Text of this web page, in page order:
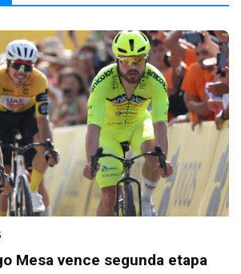
Mesa vence segunda etapa